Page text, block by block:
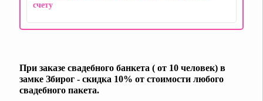
счету
При заказе свадебного банкета ( от 10 человек) в
замке Збирог - скидка 10% от стоимости любого
свадебного пакета.